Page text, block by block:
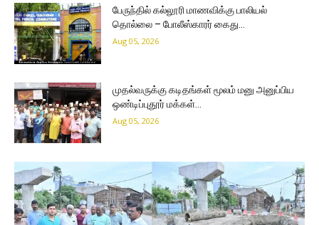
பேருந்தில் கல்லூரி மாணவிக்கு பாலியல்
தொல்லை – போலீஸ்காரர் கைது…
Aug 05, 2026
முதல்வருக்கு கடிதங்கள் மூலம் மனு அனுப்பிய
ஒண்டிப்புதூர் மக்கள்…
Aug 05, 2026